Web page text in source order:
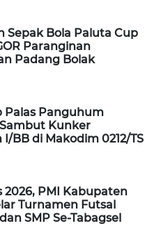
Sepak Bola Paluta Cup
Paranginan
Padang Bolak
Palas Panguhum
Kunker
I/BB di Makodim 0212/TS
2026, PMI Kabupaten
Turnamen Futsal
SMP Se-Tabagsel